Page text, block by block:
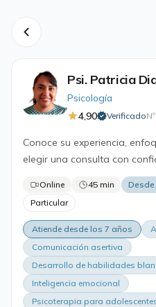
Psi. Patricia
Psicología
4,90
Verificado
Conoce su experiencia,
elegir una consulta con
Online 45 min Desde
Particular
Atiende desde los 7 años
Comunicación asertiva
Desarrollo de habilidades
Inteligencia emocional
Psicoterapia para